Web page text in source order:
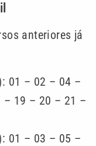
anteriores já
01 – 02 – 04 –
19 – 20 – 21 –
01 – 03 – 05 –